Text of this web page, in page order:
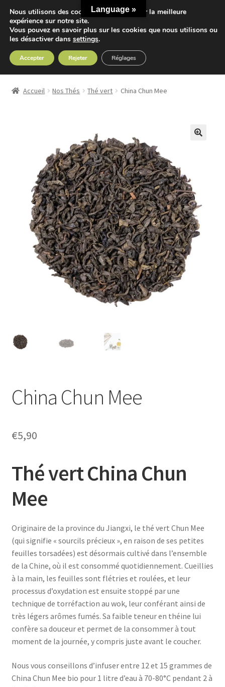
Aller
à
la
navigation
Aller
au
contenu
Accueil
enfant
Ouvrir
le
Accessoires
Accueil Nos Thés Thé vert China Chun Mee
China Chun Mee
€5,90
Thé vert China Chun
Mee
Originaire de la province du Jiangxi, le thé vert Chun Mee
(qui signifie « sourcils précieux », en raison de ses petites
feuilles torsadées) est désormais cultivé dans l’ensemble
de la Chine, où il est consommé quotidiennement. Cueillies
à la main, les feuilles sont flétries et roulées, et leur
processus d’oxydation est ensuite stoppé par une
technique de torréfaction au wok, leur conférant ainsi de
très légers arômes fumés. Sa faible teneur en théine lui
confère sa douceur et permet de la consommer à tout
moment de la journée, y compris juste avant le coucher.
Nous vous conseillons d’infuser entre 12 et 15 grammes de
China Chun Mee bio pour 1 litre d’eau à 70-80°C pendant 2 à
Language »
Nous utilisons des cookies pour vous offrir la meilleure
expérience sur notre site.
Vous pouvez en savoir plus sur les cookies que nous utilisons ou
les désactiver dans settings.
Accepter Rejeter Réglages